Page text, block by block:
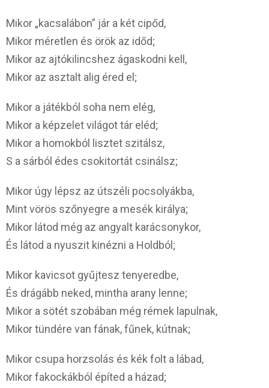
Mikor „kacsalábon” jár a két cipőd,
Mikor méretlen és örök az időd;
Mikor az ajtókilincshez ágaskodni kell,
Mikor az asztalt alig éred el;
Mikor a játékból soha nem elég,
Mikor a képzelet világot tár eléd;
Mikor a homokból lisztet szitálsz,
S a sárból édes csokitortát csinálsz;
Mikor úgy lépsz az útszéli pocsolyákba,
Mint vörös szőnyegre a mesék királya;
Mikor látod még az angyalt karácsonykor,
És látod a nyuszit kinézni a Holdból;
Mikor kavicsot gyűjtesz tenyeredbe,
És drágább neked, mintha arany lenne;
Mikor a sötét szobában még rémek lapulnak,
Mikor tündére van fának, fűnek, kútnak;
Mikor csupa horzsolás és kék folt a lábad,
Mikor fakockákból építed a házad;